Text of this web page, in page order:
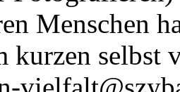
Menschen
kurzen selbst